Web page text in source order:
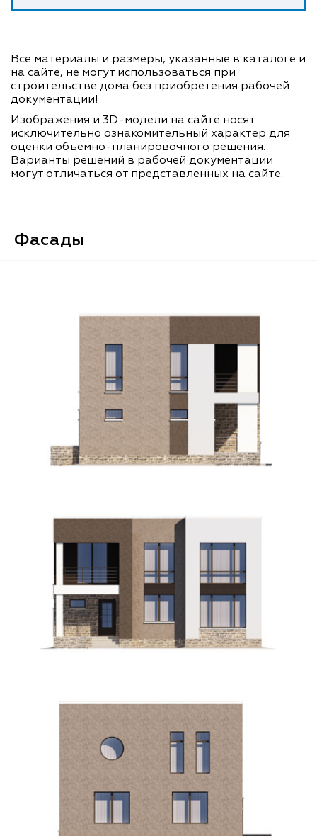
Все материалы и размеры, указанные в каталоге и
на сайте, не могут использоваться при
строительстве дома без приобретения рабочей
документации!
Изображения и 3D-модели на сайте носят
исключительно ознакомительный характер для
оценки объемно-планировочного решения.
Варианты решений в рабочей документации
могут отличаться от представленных на сайте.
Фасады